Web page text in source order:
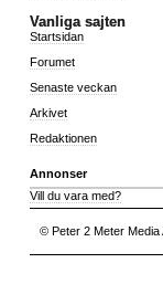
Vanliga sajten
Startsidan
Forumet
Senaste veckan
Arkivet
Redaktionen
Annonser
Vill du vara med?
© Peter 2 Meter